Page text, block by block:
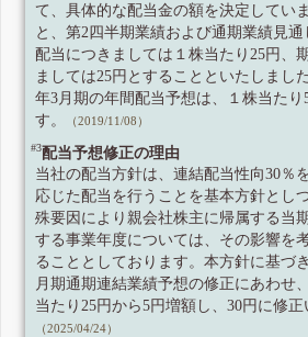
て、具体的な配当金の額を決定してい
と、第2四半期業績および通期業績見
配当につきましては１株当たり25円、
ましては25円とすることといたしまし
年3月期の年間配当予想は、１株当たり
す。
（2019/11/08）
#3配当予想修正の理由
当社の配当方針は、連結配当性向30％
応じた配当を行うことを基本方針とし
殊要因により親会社株主に帰属する当
する事業年度については、その影響を
ることとしております。本方針に基づ
月期通期連結業績予想の修正にあわせ
当たり25円から5円増額し、30円に修正
（2025/04/24）